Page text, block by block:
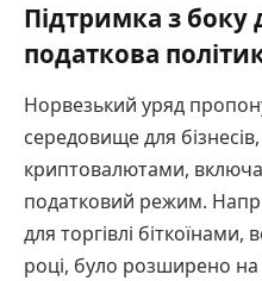
Підтримка з боку
податкова
Норвезький уряд
середовище для
криптовалютами,
податковий режим.
для торгівлі
році, було розширено на